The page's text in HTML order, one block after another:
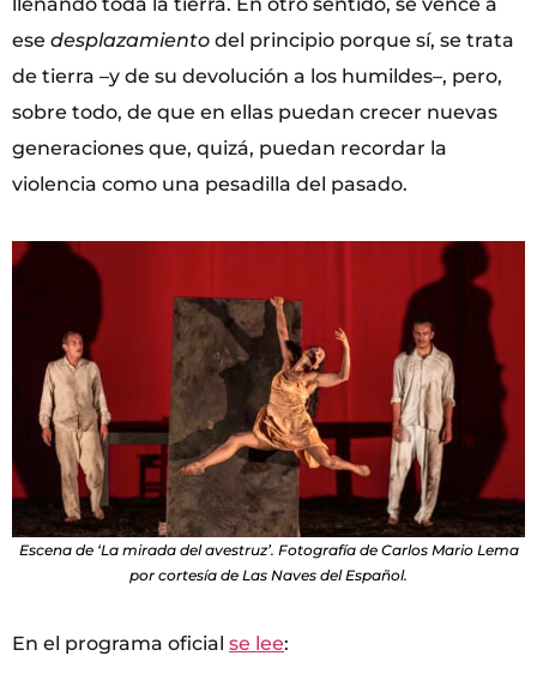
ese desplazamiento del principio porque sí, se trata
de tierra –y de su devolución a los humildes–, pero,
sobre todo, de que en ellas puedan crecer nuevas
generaciones que, quizá, puedan recordar la
violencia como una pesadilla del pasado.
Escena de ‘La mirada del avestruz’. Fotografía de Carlos Mario Lema
por cortesía de Las Naves del Español.
En el programa oficial se lee: